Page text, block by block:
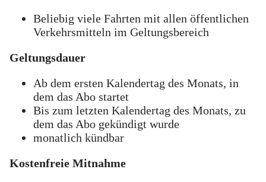
Beliebig viele Fahrten mit allen öffentlichen
Verkehrsmitteln im Geltungsbereich
Geltungsdauer
Ab dem ersten Kalendertag des Monats, in
dem das Abo startet
Bis zum letzten Kalendertag des Monats, zu
dem das Abo gekündigt wurde
monatlich kündbar
Kostenfreie Mitnahme